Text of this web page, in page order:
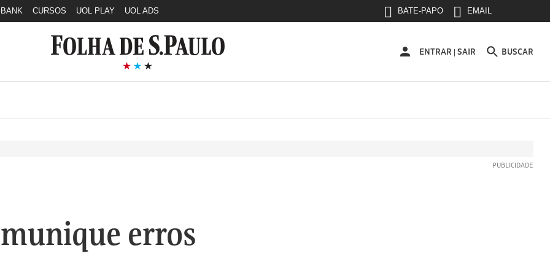
CURSOS UOL PLAY UOL ADS BATE-PAPO EMAIL
ENTRAR
ENTRAR | SAIR BUSCAR
erros